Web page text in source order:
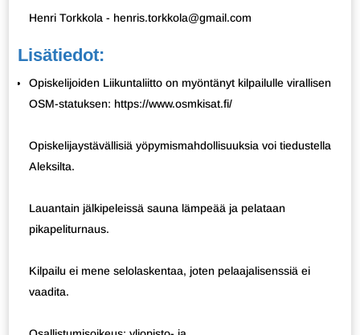
Henri Torkkola - henris.torkkola@gmail.com
Lisätiedot:
Opiskelijoiden Liikuntaliitto on myöntänyt kilpailulle virallisen
OSM-statuksen: https://www.osmkisat.fi/
Opiskelijaystävällisiä yöpymismahdollisuuksia voi tiedustella
Aleksilta.
Lauantain jälkipeleissä sauna lämpeää ja pelataan
pikapeliturnaus.
Kilpailu ei mene selolaskentaa, joten pelaajalisenssiä ei
vaadita.